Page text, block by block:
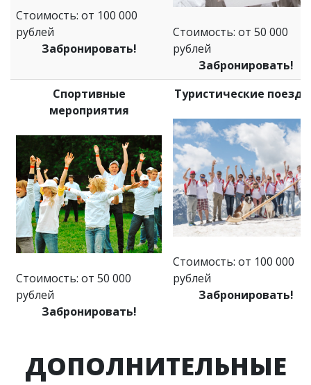
Стоимость: от 100 000
рублей
Забронировать!
Стоимость: от 50 000
рублей
Забронировать!
Спортивные
мероприятия
Стоимость: от 50 000
рублей
Забронировать!
Туристические
Стоимость: от 100 000
рублей
Забронировать!
ДОПОЛНИТЕЛЬНЫЕ